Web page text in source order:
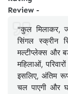
Review -
"कुल मिलाकर,
सिंगल स्क्रीन
मल्टीप्लेक्स और
महिलाओं,
इसलिए, अंतिम
चल पाएगी और